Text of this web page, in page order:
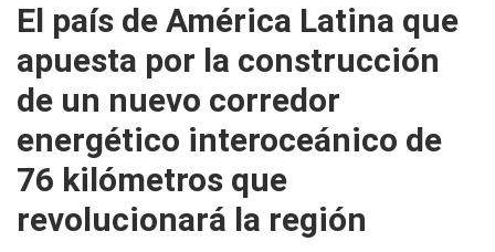
El país de América Latina que
apuesta por la construcción
de un nuevo corredor
energético interoceánico de
76 kilómetros que
revolucionará la región